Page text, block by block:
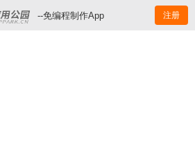
--免编程制作App 注册